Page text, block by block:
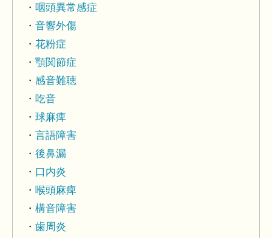
咽頭異常感症
音響外傷
花粉症
顎関節症
感音難聴
吃音
球麻痺
言語障害
後鼻漏
口内炎
喉頭麻痺
構音障害
歯周炎